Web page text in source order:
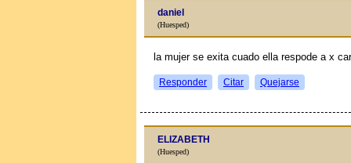
daniel
(Huesped)
la mujer se exita cuado ella respode a x
Responder Citar Quejarse
ELIZABETH
(Huesped)